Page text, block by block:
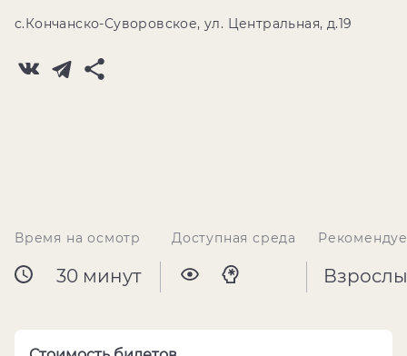
с.Кончанско-Суворовское, ул. Центральная, д.19
Время на осмотр
30 минут
Доступная среда